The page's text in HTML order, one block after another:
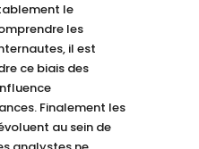
le
les
il est
ce biais des
Finalement les
au sein de